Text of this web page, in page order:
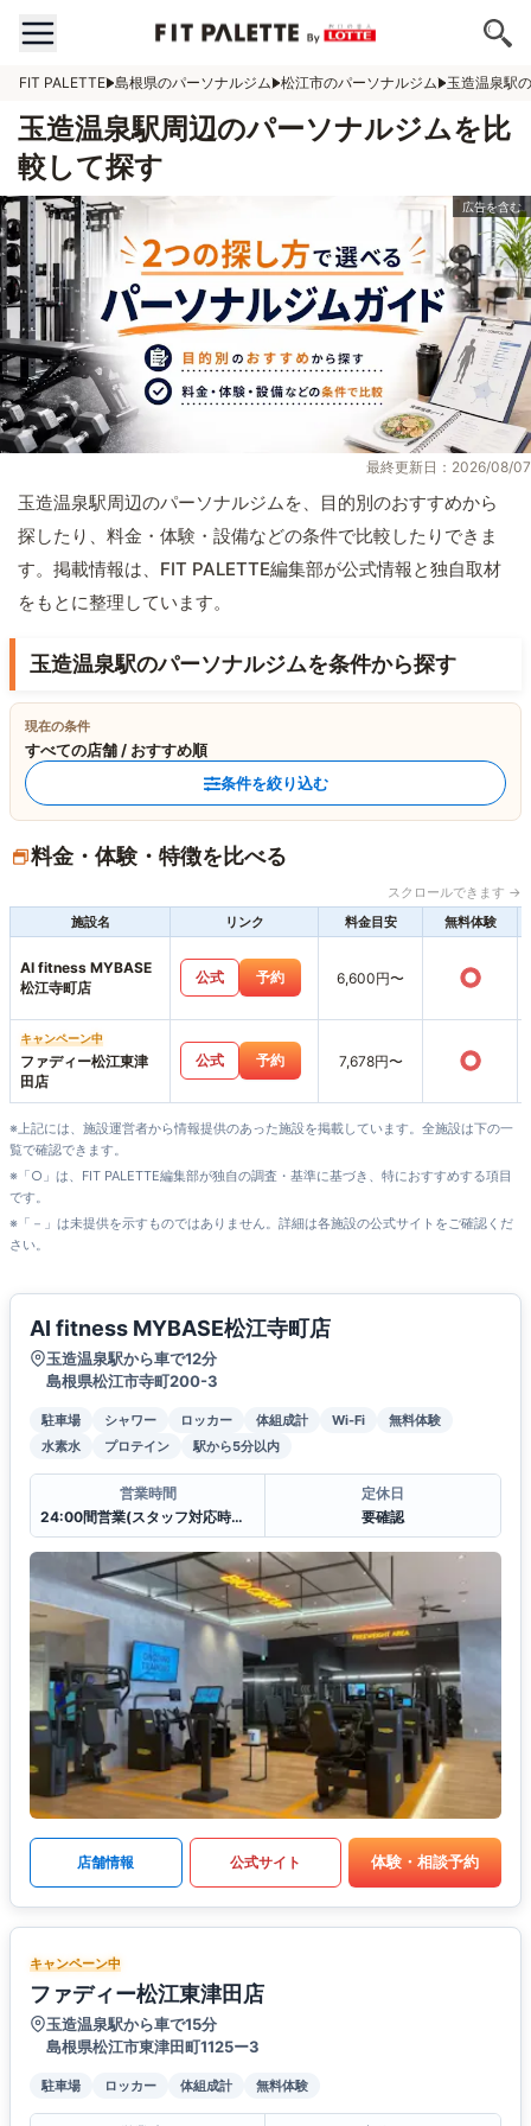
FIT PALETTE 島根県のパーソナルジム 松江市のパーソナルジム 玉造温泉駅
玉造温泉駅周辺のパーソナルジムを比
較して探す
最終更新日：2026/08/07
玉造温泉駅周辺のパーソナルジムを、目的別のおすすめから
探したり、料金・体験・設備などの条件で比較したりできま
す。掲載情報は、FIT PALETTE編集部が公式情報と独自取材
をもとに整理しています。
玉造温泉駅のパーソナルジムを条件から探す
現在の条件
すべての店舗 / おすすめ順
条件を絞り込む
料金・体験・特徴を比べる
スクロールできます →
施設名
リンク 料金目安 無料体験
AI fitness MYBASE
松江寺町店
公式 予約 6,600円〜 ○
キャンペーン中
ファディー松江東津
田店
公式 予約 7,678円〜 ○
※上記には、施設運営者から情報提供のあった施設を掲載しています。全施設は下の一
覧で確認できます。
※「○」は、FIT PALETTE編集部が独自の調査・基準に基づき、特におすすめする項目
です。
※「－」は未提供を示すものではありません。詳細は各施設の公式サイトをご確認くだ
さい。
AI fitness MYBASE松江寺町店
玉造温泉駅から車で12分
島根県松江市寺町200-3
駐車場 シャワー ロッカー 体組成計 Wi-Fi
無料体験
水素水
プロテイン 駅から5分以内
営業時間
24:00間営業(スタッフ対応時間平日 10:00〜20:00、土日祝 10:00〜17:00)
定休日
要確認
店舗情報 公式サイト 体験・相談予約
キャンペーン中
ファディー松江東津田店
玉造温泉駅から車で15分
島根県松江市東津田町1125ー3
駐車場 ロッカー 体組成計 無料体験